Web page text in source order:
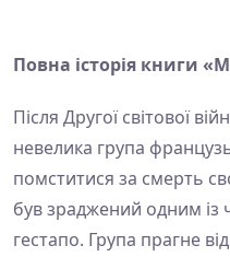
Повна історія книги
Після Другої світової
невелика група
помститися за смерть
був зраджений одним із
гестапо. Група прагне